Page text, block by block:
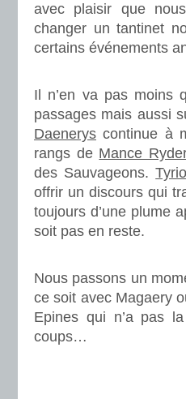
avec plaisir que
changer un tantinet
certains événements
Il n’en va pas moins
passages mais aussi
Daenerys continue à
rangs de Mance
des Sauvageons.
offrir un discours qui
toujours d’une plume
soit pas en reste.
Nous passons un
ce soit avec Magaery
Epines qui n’a pas
coups…